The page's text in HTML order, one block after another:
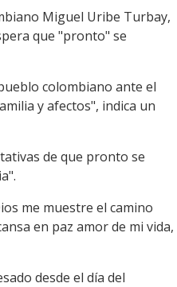
Miguel Uribe Turbay,
que "pronto" se
colombiano ante el
y afectos", indica un
de que pronto se
me muestre el camino
en paz amor de mi vida,
desde el día del